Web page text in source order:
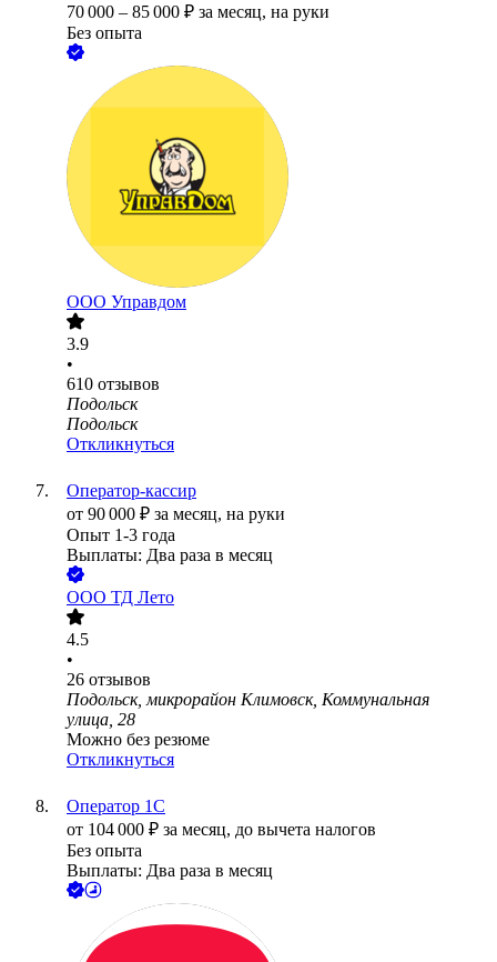
70 000 – 85 000 ₽ за месяц, на руки
Без опыта
ООО Управдом
3.9
•
610 отзывов
Подольск
Подольск
Откликнуться
Оператор-кассир
от 90 000 ₽ за месяц, на руки
Опыт 1-3 года
Выплаты: Два раза в месяц
ООО ТД Лето
4.5
•
26 отзывов
Подольск, микрорайон Климовск, Коммунальная
улица, 28
Можно без резюме
Откликнуться
Оператор 1С
от 104 000 ₽ за месяц, до вычета налогов
Без опыта
Выплаты: Два раза в месяц